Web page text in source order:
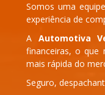
Somos uma
experiência de
A Automotiva
financeiras, o que
mais rápida do
Seguro,